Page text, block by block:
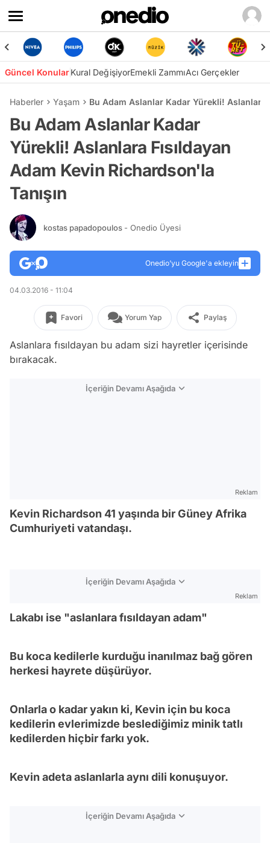
Güncel KonularKural DeğişiyorEmekli ZammıAcı Gerçekler
Haberler Yaşam Bu Adam Aslanlar Kadar Yürekli! Aslanlara
Bu Adam Aslanlar Kadar
Yürekli! Aslanlara Fısıldayan
Adam Kevin Richardson'la
Tanışın
kostas papadopoulos - Onedio Üyesi
Onedio’yu Google'a ekleyin
04.03.2016 - 11:04
Favori Yorum Yap Paylaş
Aslanlara fısıldayan bu adam sizi hayretler içerisinde
bırakacak.
İçeriğin Devamı Aşağıda
Reklam
Kevin Richardson 41 yaşında bir Güney Afrika
Cumhuriyeti vatandaşı.
İçeriğin Devamı Aşağıda
Reklam
Lakabı ise "aslanlara fısıldayan adam"
Bu koca kedilerle kurduğu inanılmaz bağ gören
herkesi hayrete düşürüyor.
Onlarla o kadar yakın ki, Kevin için bu koca
kedilerin evlerimizde beslediğimiz minik tatlı
kedilerden hiçbir farkı yok.
Kevin adeta aslanlarla aynı dili konuşuyor.
İçeriğin Devamı Aşağıda